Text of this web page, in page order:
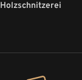
Holzschnitzerei